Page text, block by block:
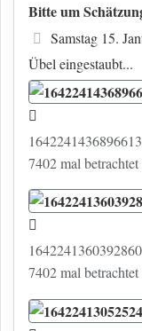
Bitte um
Beitrag
Samstag 15.
Übel eingestaubt...
7402 mal betrachtet
7402 mal betrachtet